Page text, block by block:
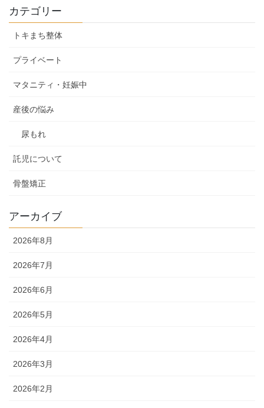
カテゴリー
トキまち整体
プライベート
マタニティ・妊娠中
産後の悩み
尿もれ
託児について
骨盤矯正
アーカイブ
2026年8月
2026年7月
2026年6月
2026年5月
2026年4月
2026年3月
2026年2月